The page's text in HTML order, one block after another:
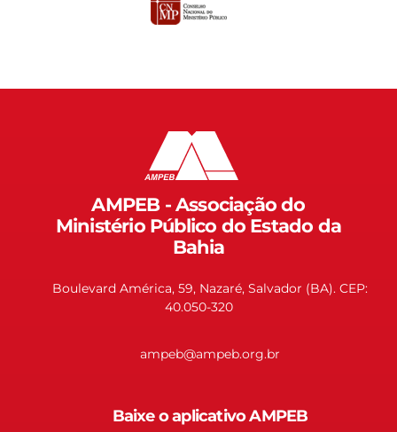
AMPEB - Associação do
Ministério Público do Estado da
Bahia
Boulevard América, 59, Nazaré, Salvador (BA). CEP:
40.050-320
ampeb@ampeb.org.br
Baixe o aplicativo AMPEB